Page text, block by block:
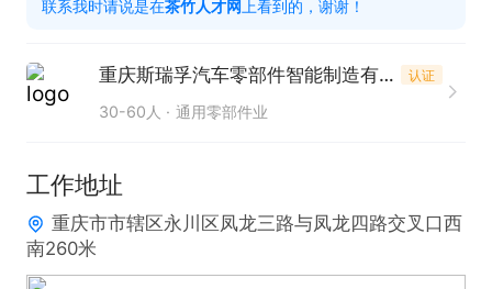
2、初中及以上学历，有无经验均可（提供岗前培
3、具备基本的安全操作意识，能严格遵守生产规
力。
联系我时请说是在茶竹人才网 上看到的，谢谢！
重庆斯瑞孚汽车零部件智能制造有限公司 认证
30-60人 通用零部件业
工作地址
重庆市市辖区永川区凤龙三路与凤龙四路交叉口西
南260米